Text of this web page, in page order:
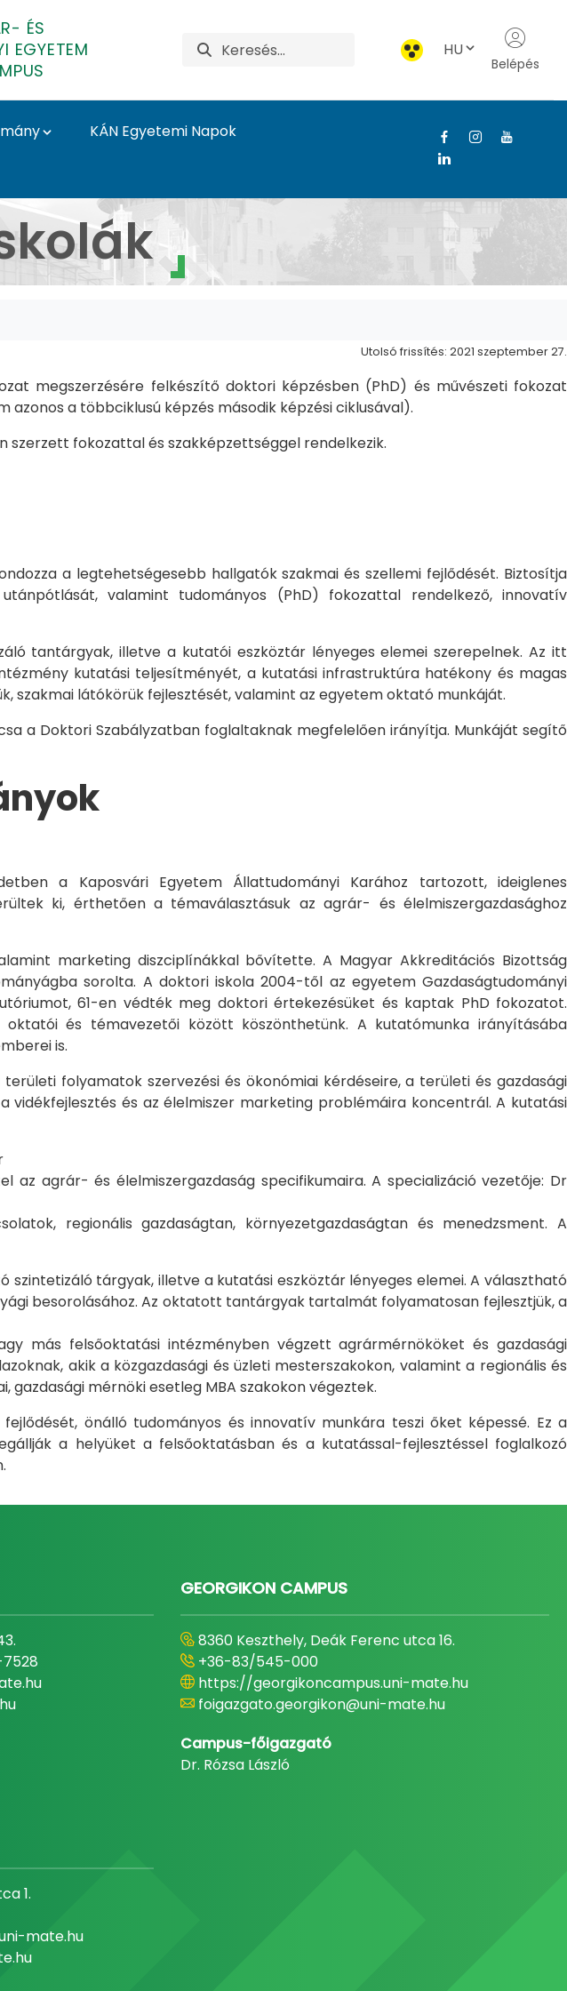
ÉS
EGYETEM
HU
Belépés
KÁN Egyetemi Napok
Utolsó frissítés: 2021 szeptember 27.
megszerzésére felkészítő doktori képzésben (PhD) és művészeti fokozat
a többciklusú képzés második képzési ciklusával).
szerzett fokozattal és szakképzettséggel rendelkezik.
a legtehetségesebb hallgatók szakmai és szellemi fejlődését. Biztosítja
valamint tudományos (PhD) fokozattal rendelkező, innovatív
tantárgyak, illetve a kutatói eszköztár lényeges elemei szerepelnek. Az itt
kutatási teljesítményét, a kutatási infrastruktúra hatékony és magas
szakmai látókörük fejlesztését, valamint az egyetem oktató munkáját.
a Doktori Szabályzatban foglaltaknak megfelelően irányítja. Munkáját segítő
a Kaposvári Egyetem Állattudományi Karához tartozott, ideiglenes
ki, érthetően a témaválasztásuk az agrár- és élelmiszergazdasághoz
marketing diszciplínákkal bővítette. A Magyar Akkreditációs Bizottság
sorolta. A doktori iskola 2004-től az egyetem Gazdaságtudományi
61-en védték meg doktori értekezésüket és kaptak PhD fokozatot.
és témavezetői között köszönthetünk. A kutatómunka irányításába
is.
folyamatok szervezési és ökonómiai kérdéseire, a területi és gazdasági
vidékfejlesztés és az élelmiszer marketing problémáira koncentrál. A kutatási
agrár- és élelmiszergazdaság specifikumaira. A specializáció vezetője: Dr
regionális gazdaságtan, környezetgazdaságtan és menedzsment. A
tárgyak, illetve a kutatási eszköztár lényeges elemei. A választható
besorolásához. Az oktatott tantárgyak tartalmát folyamatosan fejlesztjük, a
más felsőoktatási intézményben végzett agrármérnököket és gazdasági
akik a közgazdasági és üzleti mesterszakokon, valamint a regionális és
mérnöki esetleg MBA szakokon végeztek.
önálló tudományos és innovatív munkára teszi őket képessé. Ez a
a helyüket a felsőoktatásban és a kutatással-fejlesztéssel foglalkozó
GEORGIKON CAMPUS
8360 Keszthely, Deák Ferenc utca 16.
+36-83/545-000
https://georgikoncampus.uni-mate.hu
foigazgato.georgikon@uni-mate.hu
Campus-főigazgató
Dr. Rózsa László
1.
mate.hu